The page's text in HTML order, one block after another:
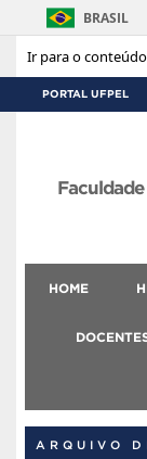
Ir para o conteúdo
BRASIL
PORTAL UFPEL
HOME
ARQUIVO